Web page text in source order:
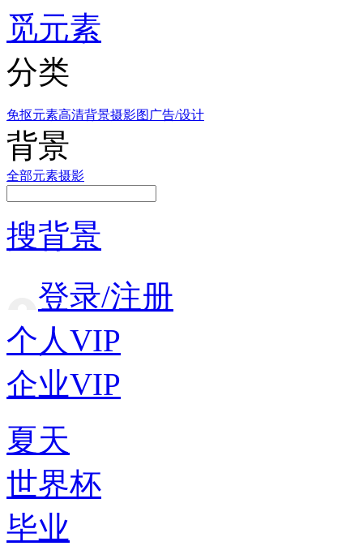
觅元素
分类
免抠元素高清背景摄影图 广告/设计
背景
全部元素摄影
搜背景
登录/注册
个人VIP
企业VIP
夏天
世界杯
毕业